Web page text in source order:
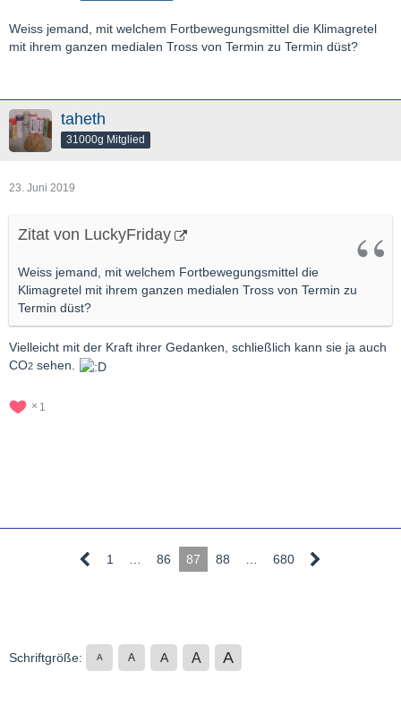
Weiss jemand, mit welchem Fortbewegungsmittel die Klimagretel
mit ihrem ganzen medialen Tross von Termin zu Termin düst?
taheth
31000g Mitglied
23. Juni 2019
Zitat von LuckyFriday
Weiss jemand, mit welchem Fortbewegungsmittel die
Klimagretel mit ihrem ganzen medialen Tross von Termin zu
Termin düst?
Vielleicht mit der Kraft ihrer Gedanken, schließlich kann sie ja auch
CO2 sehen.
1
1 86 87 88 680
Schriftgröße: A A A A A